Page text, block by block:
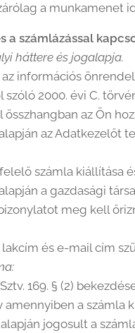
a munkamenet
a számlázással
háttere és jogalapja.
információs
szóló 2000. évi C.
összhangban az Ön
az
számla kiállítása
alapján a gazdasági
meg kell
és e-mail cím
169. § (2)
a számla
jogosult a